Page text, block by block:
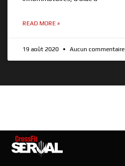
READ MORE »
19 août 2020 Aucun commentaire